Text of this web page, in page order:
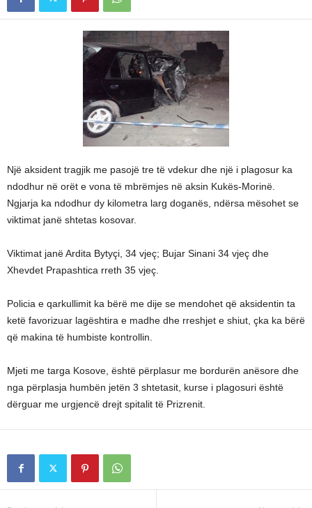
Një aksident tragjik me pasojë tre të vdekur dhe një i plagosur ka
ndodhur në orët e vona të mbrëmjes në aksin Kukës-Morinë.
Ngjarja ka ndodhur dy kilometra larg doganës, ndërsa mësohet se
viktimat janë shtetas kosovar.
Viktimat janë Ardita Bytyçi, 34 vjeç; Bujar Sinani 34 vjeç dhe
Xhevdet Prapashtica rreth 35 vjeç.
Policia e qarkullimit ka bërë me dije se mendohet që aksidentin ta
ketë favorizuar lagështira e madhe dhe rreshjet e shiut, çka ka bërë
që makina të humbiste kontrollin.
Mjeti me targa Kosove, është përplasur me bordurën anësore dhe
nga përplasja humbën jetën 3 shtetasit, kurse i plagosuri është
dërguar me urgjencë drejt spitalit të Prizrenit.